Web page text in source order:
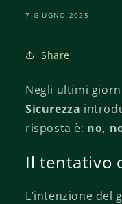
7 GIUGNO 2025
Share
Negli ultimi
Sicurezza
risposta è: no,
Il tentativo
L’intenzione del